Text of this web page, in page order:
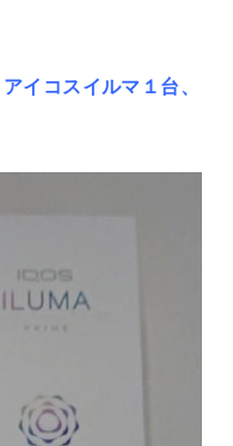
イコスイルマ１台、